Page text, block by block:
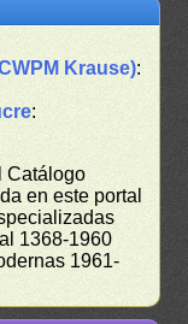
Krause):
:
Catálogo
en este portal
1368-1960
1961-